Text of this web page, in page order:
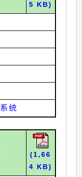
5 KB)
统
(1,66
4 KB)